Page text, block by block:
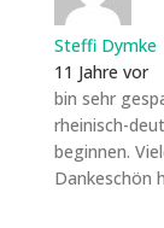
Steffi Dymke
11 Jahre vor
bin sehr
rheinisch-
beginnen.
Dankeschön